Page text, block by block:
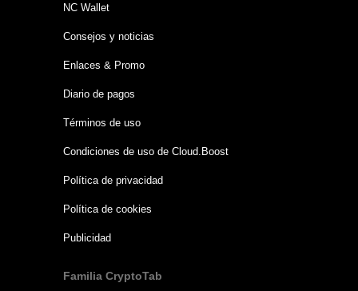
NC Wallet
Consejos y noticias
Enlaces & Promo
Diario de pagos
Términos de uso
Condiciones de uso de Cloud.Boost
Política de privacidad
Política de cookies
Publicidad
Familia CryptoTab